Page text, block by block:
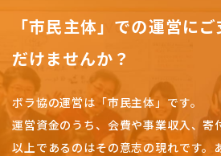
「市民主体」での運営に
だけませんか？
ボラ協の運営は「市民主体」です。
運営資金のうち、会費や事業収入、寄
以上であるのはその意志の現れです。